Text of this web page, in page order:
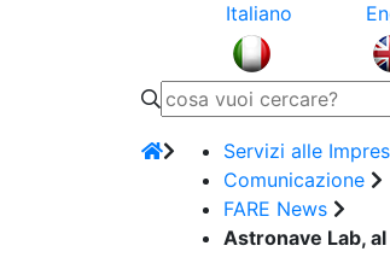
Italiano
Servizi alle
Comunicazione
FARE News
Astronave Lab,